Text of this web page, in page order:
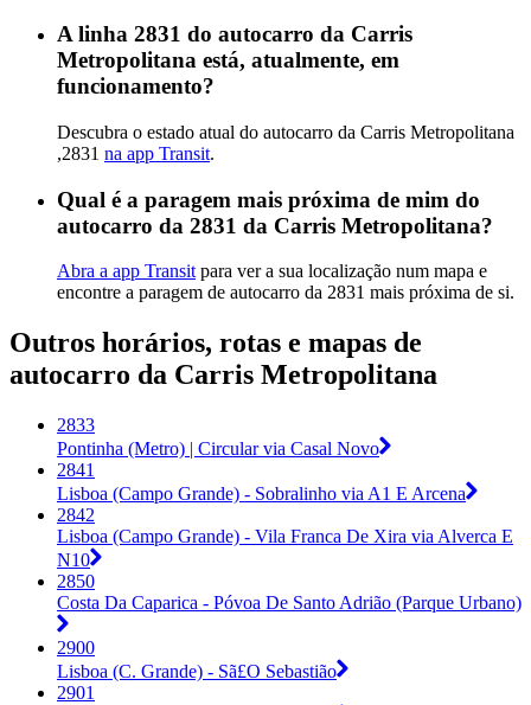
A linha 2831 do autocarro da Carris
Metropolitana está, atualmente, em
funcionamento?
Descubra o estado atual do autocarro da Carris Metropolitana
,2831 na app Transit.
Qual é a paragem mais próxima de mim do
autocarro da 2831 da Carris Metropolitana?
Abra a app Transit para ver a sua localização num mapa e
encontre a paragem de autocarro da 2831 mais próxima de si.
Outros horários, rotas e mapas de
autocarro da Carris Metropolitana
2833
Pontinha (Metro) | Circular via Casal Novo
2841
Lisboa (Campo Grande) - Sobralinho via A1 E Arcena
2842
Lisboa (Campo Grande) - Vila Franca De Xira via Alverca E
N10
2850
Costa Da Caparica - Póvoa De Santo Adrião (Parque Urbano)
2900
Lisboa (C. Grande) - Sã£O Sebastião
2901